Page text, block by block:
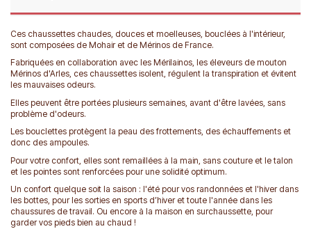
Ces chaussettes chaudes, douces et moelleuses, bouclées à l'intérieur,
sont composées de Mohair et de Mérinos de France.
Fabriquées en collaboration avec les Mérilainos, les éleveurs de mouton
Mérinos d'Arles, ces chaussettes isolent, régulent la transpiration et évitent
les mauvaises odeurs.
Elles peuvent être portées plusieurs semaines, avant d'être lavées, sans
problème d'odeurs.
Les bouclettes protègent la peau des frottements, des échauffements et
donc des ampoules.
Pour votre confort, elles sont remaillées à la main, sans couture et le talon
et les pointes sont renforcées pour une solidité optimum.
Un confort quelque soit la saison : l'été pour vos randonnées et l'hiver dans
les bottes, pour les sorties en sports d’hiver et toute l'année dans les
chaussures de travail. Ou encore à la maison en surchaussette, pour
garder vos pieds bien au chaud !